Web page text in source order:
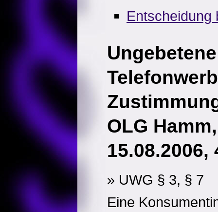
Entscheidung
Ungebetene
OLG
15.08.2006,
» UWG § 3, § 7
Eine